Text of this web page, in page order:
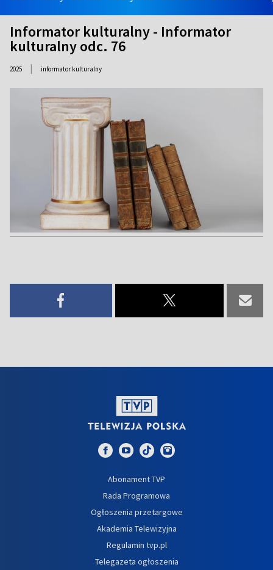
Informator kulturalny - Informator
kulturalny odc. 76
2025 | informator kulturalny
Abonament TVP
Rada Programowa
Ogłoszenia przetargowe
Akademia Telewizyjna
Regulamin tvp.pl
Telegazeta ogłoszenia